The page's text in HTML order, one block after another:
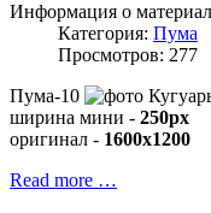
Информация о
Категория: Пума
Просмотров: 277
Пума-10
ширина мини - 250px
оригинал - 1600x1200
Read more …